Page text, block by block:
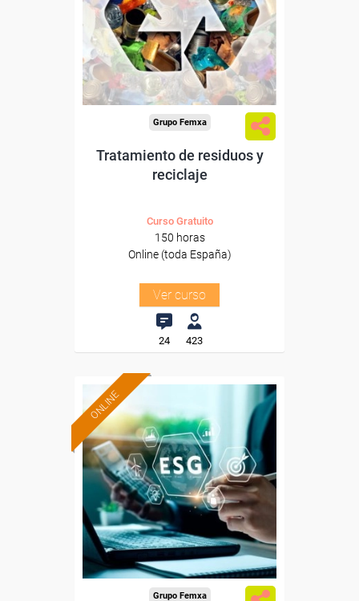
Para desempleados,
trabajadores y autónomos.
Sector
-Mediambiente.
Grupo Femxa
Tratamiento de residuos y
reciclaje
Curso Gratuito
150 horas
Online (toda España)
Ver curso
24 423
ONLINE
Formación 100%
subvencionada.
Para desempleados,
trabajadores y autónomos.
Sector
-Industria Química.
Grupo Femxa